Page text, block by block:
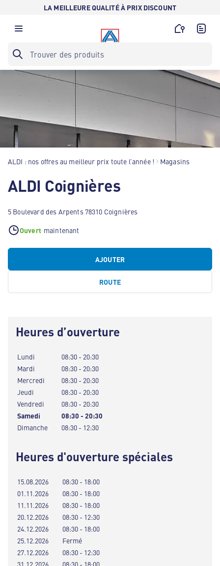
LA MEILLEURE QUALITÉ À PRIX DISCOUNT
ALDI : nos offres au meilleur prix toute l’année ! Magasins
ALDI Coignières
5 Boulevard des Arpents 78310 Coignières
Ouvert maintenant
AJOUTER
ROUTE
Heures d’ouverture
Lundi
08:30 - 20:30
Mardi
08:30 - 20:30
Mercredi
08:30 - 20:30
Jeudi
08:30 - 20:30
Vendredi
08:30 - 20:30
Samedi
08:30 - 20:30
Dimanche
08:30 - 12:30
Heures d'ouverture spéciales
15.08.2026
08:30 - 18:00
01.11.2026
08:30 - 18:00
11.11.2026
08:30 - 18:00
20.12.2026
08:30 - 12:30
24.12.2026
08:30 - 18:00
25.12.2026
Fermé
27.12.2026
08:30 - 12:30
31.12.2026
08:30 - 18:00